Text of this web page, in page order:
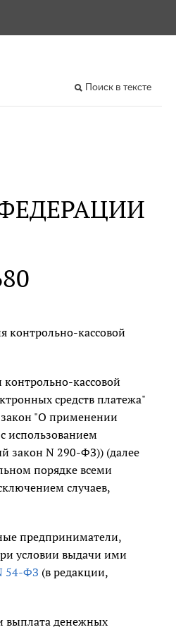
Поиск в тексте
контрольно-кассовой
кассовой
средств платежа"
"О применении
использованием
закон N 290-ФЗ)) (далее
порядке всеми
случаев,
предприниматели,
условии выдачи ими
54-ФЗ (в редакции,
выплата денежных